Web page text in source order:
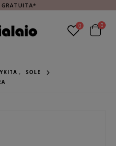
GRATUITA*
0 0
,
SOLE